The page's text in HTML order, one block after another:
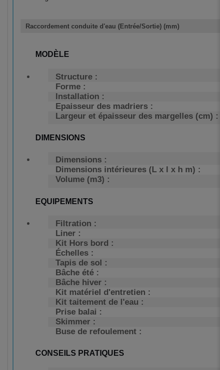
Raccordement conduite d'eau (Entrée/Sortie) (mm)
MODÈLE
Structure :
Forme :
Installation :
Epaisseur des madriers :
Largeur et épaisseur des margelles (cm) :
DIMENSIONS
Dimensions :
Dimensions intérieures (L x l x h m) :
Volume (m3) :
EQUIPEMENTS
Filtration :
Liner :
Kit Hors bord :
Échelles :
Tapis de sol :
Bâche été :
Bâche hiver :
Kit matériel d'entretien :
Kit taitement de l'eau :
Prise balai :
Skimmer :
Buse de refoulement :
CONSEILS PRATIQUES